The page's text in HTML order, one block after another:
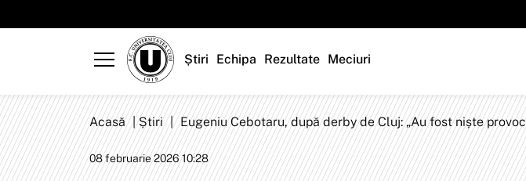
Știri Echipa Rezultate Meciuri
Acasă |Știri | Eugeniu Cebotaru, după derby de Cluj: „Au fost niște
08 februarie 2026 10:28